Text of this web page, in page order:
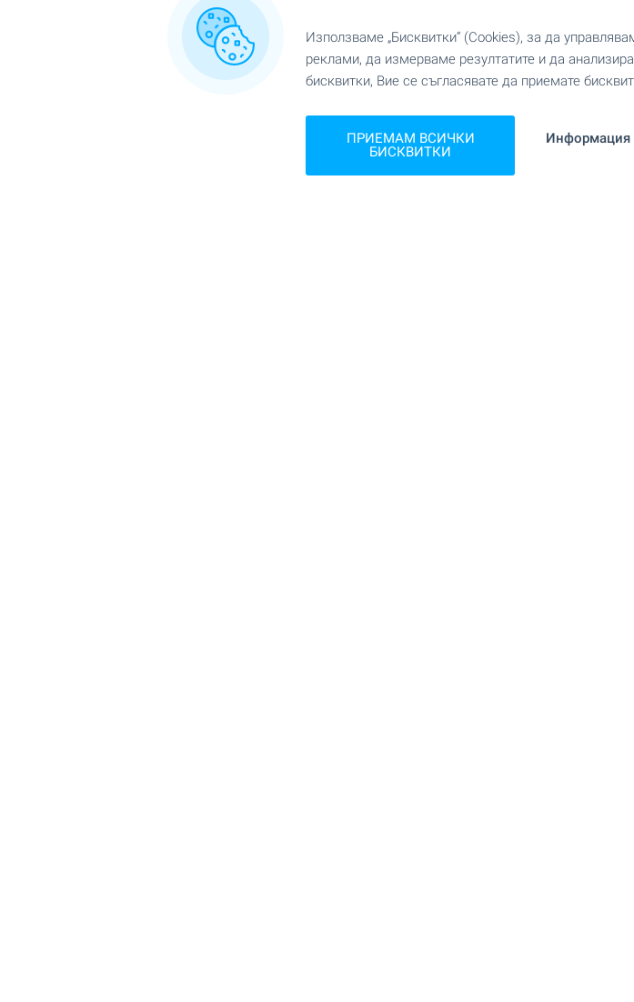
Местоположение
Използваме „Бисквитки“ (Cookies), за да
реклами, да измерваме резултатите и да
бисквитки, Вие се съгласявате да приемате
ПРИЕМАМ ВСИЧКИ
БИСКВИТКИ
Информация